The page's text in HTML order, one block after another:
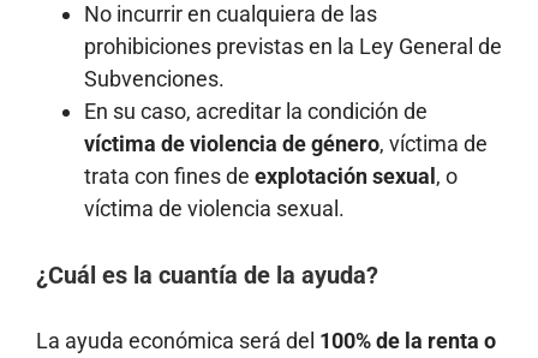
No incurrir en cualquiera de las
prohibiciones previstas en la Ley General de
Subvenciones.
En su caso, acreditar la condición de
víctima de violencia de género, víctima de
trata con fines de explotación sexual , o
víctima de violencia sexual.
¿Cuál es la cuantía de la ayuda?
La ayuda económica será del 100% de la renta o